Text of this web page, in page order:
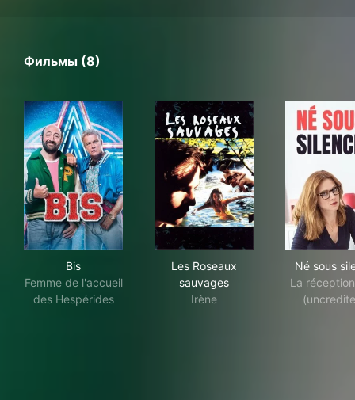
Фильмы (8)
Bis
Femme de l'accueil
des Hespérides
Les Roseaux
sauvages
Irène
Né sous
La